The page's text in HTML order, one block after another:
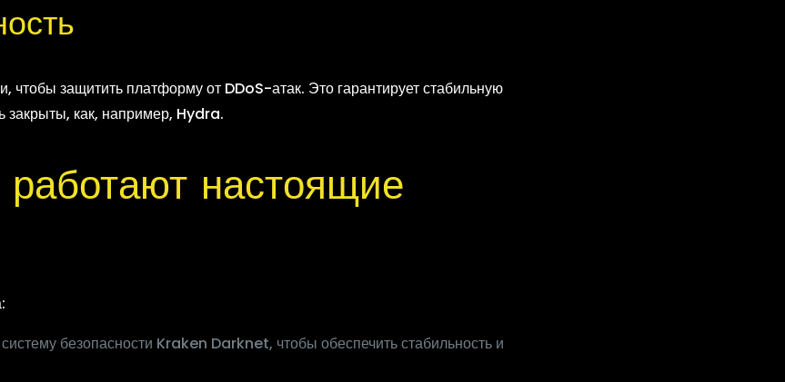
чтобы защитить платформу от DDoS-атак. Это гарантирует стабильную
закрыты, как, например, Hydra.
работают настоящие
безопасности Kraken Darknet, чтобы обеспечить стабильность и